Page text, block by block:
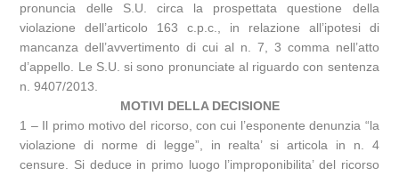
pronuncia delle S.U. circa la prospettata questione della
violazione dell’articolo 163 c.p.c., in relazione all’ipotesi di
mancanza dell’avvertimento di cui al n. 7, 3 comma nell’atto
d’appello. Le S.U. si sono pronunciate al riguardo con sentenza
n. 9407/2013.
MOTIVI DELLA DECISIONE
1 – Il primo motivo del ricorso, con cui l’esponente denunzia “la
violazione di norme di legge”, in realta’ si articola in n. 4
censure. Si deduce in primo luogo l’improponibilita’ del ricorso